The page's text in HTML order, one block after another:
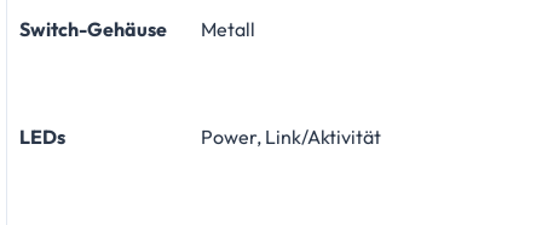
Switch-Gehäuse Metall
LEDs Power, Link/Aktivität